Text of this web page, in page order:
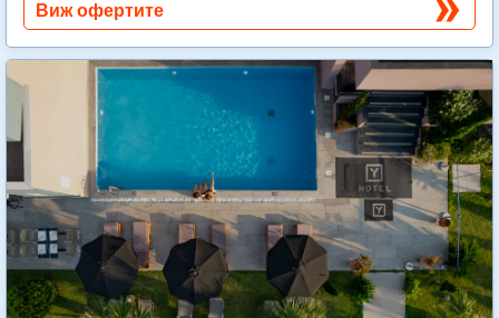
Виж офертите